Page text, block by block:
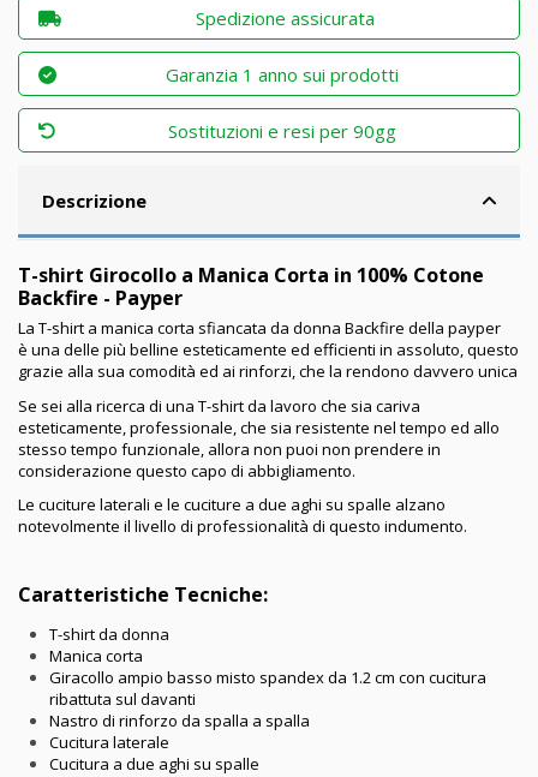
Spedizione assicurata
Garanzia 1 anno sui prodotti
Sostituzioni e resi per 90gg
Descrizione
T-shirt Girocollo a Manica Corta in 100% Cotone
Backfire - Payper
La T-shirt a manica corta sfiancata da donna Backfire della payper
è una delle più belline esteticamente ed efficienti in assoluto, questo
grazie alla sua comodità ed ai rinforzi, che la rendono davvero unica
Se sei alla ricerca di una T-shirt da lavoro che sia cariva
esteticamente, professionale, che sia resistente nel tempo ed allo
stesso tempo funzionale, allora non puoi non prendere in
considerazione questo capo di abbigliamento.
Le cuciture laterali e le cuciture a due aghi su spalle alzano
notevolmente il livello di professionalità di questo indumento.
Caratteristiche Tecniche:
T-shirt da donna
Manica corta
Giracollo ampio basso misto spandex da 1.2 cm con cucitura
ribattuta sul davanti
Nastro di rinforzo da spalla a spalla
Cucitura laterale
Cucitura a due aghi su spalle